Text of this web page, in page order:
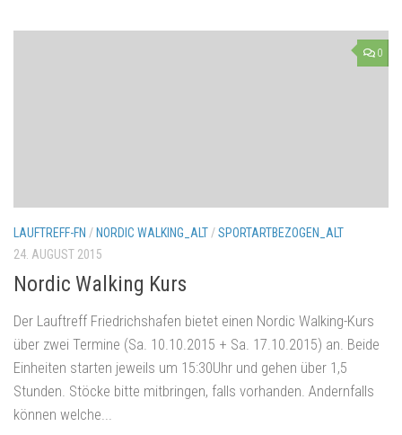
0
LAUFTREFF-FN / NORDIC WALKING_ALT /SPORTARTBEZOGEN_ALT
24. AUGUST 2015
Nordic Walking Kurs
Der Lauftreff Friedrichshafen bietet einen Nordic Walking-Kurs
über zwei Termine (Sa. 10.10.2015 + Sa. 17.10.2015) an. Beide
Einheiten starten jeweils um 15:30Uhr und gehen über 1,5
Stunden. Stöcke bitte mitbringen, falls vorhanden. Andernfalls
können welche...